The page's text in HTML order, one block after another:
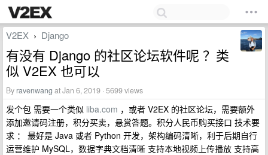
V2EX › Django
有没有 Django 的社区论坛软件呢 ？类
似 V2EX 也可以
By ravenwang at Jan 6, 2019 · 5699 views
发个包 需要一个类似 liba.com ，或者 V2EX 的社区论坛，需要额外
添加邀请码注册，积分买卖，悬赏答题。积分人民币购买接口 技术要
求 ： 最好是 Java 或者 Python 开发，架构编码清晰，利于后期自行
运营维护 MySQL，数据字典文档清晰 支持本地视频上传播放 支持高